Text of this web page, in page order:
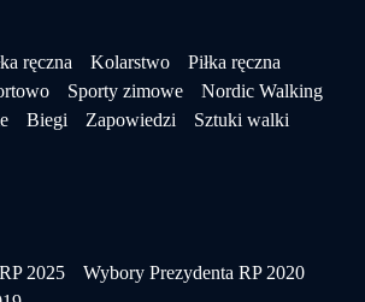
ręczna Kolarstwo
Piłka ręczna
Sporty zimowe
Nordic Walking
Biegi Zapowiedzi
Sztuki walki
2025
Wybory Prezydenta RP 2020